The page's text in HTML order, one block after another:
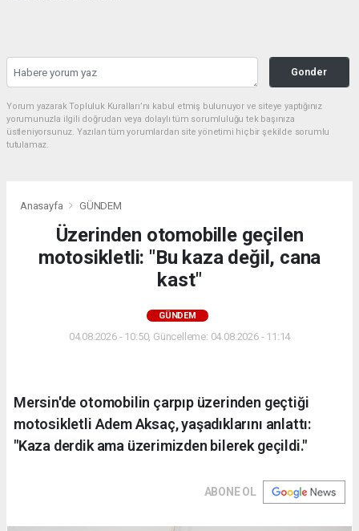
Gonder
Yorum yazarak Topluluk Kuralları’nı kabul etmiş bulunuyor ve siteye yaptığınız
yorumunuzla ilgili doğrudan veya dolaylı tüm sorumluluğu tek başınıza
üstleniyorsunuz. Yazılan tüm yorumlardan site yönetimi hiçbir şekilde sorumlu
tutulamaz.
Anasayfa GÜNDEM
Üzerinden otomobille geçilen
motosikletli: "Bu kaza değil, cana
kast"
GÜNDEM
04.08.2026 - 10:50, Güncelleme: 04.08.2026 - 11:14
Mersin'de otomobilin çarpıp üzerinden geçtiği
motosikletli Adem Aksaç, yaşadıklarını anlattı:
"Kaza derdik ama üzerimizden bilerek geçildi."
ABONE OL